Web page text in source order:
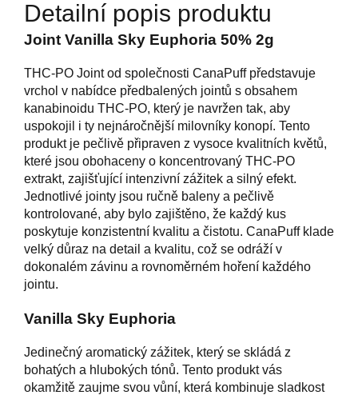
Detailní popis produktu
Joint Vanilla Sky Euphoria 50% 2g
THC-PO Joint od společnosti CanaPuff představuje
vrchol v nabídce předbalených jointů s obsahem
kanabinoidu THC-PO, který je navržen tak, aby
uspokojil i ty nejnáročnější milovníky konopí. Tento
produkt je pečlivě připraven z vysoce kvalitních květů,
které jsou obohaceny o koncentrovaný THC-PO
extrakt, zajišťující intenzivní zážitek a silný efekt.
Jednotlivé jointy jsou ručně baleny a pečlivě
kontrolované, aby bylo zajištěno, že každý kus
poskytuje konzistentní kvalitu a čistotu. CanaPuff klade
velký důraz na detail a kvalitu, což se odráží v
dokonalém závinu a rovnoměrném hoření každého
jointu.
Vanilla Sky Euphoria
Jedinečný aromatický zážitek, který se skládá z
bohatých a hlubokých tónů. Tento produkt vás
okamžitě zaujme svou vůní, která kombinuje sladkost